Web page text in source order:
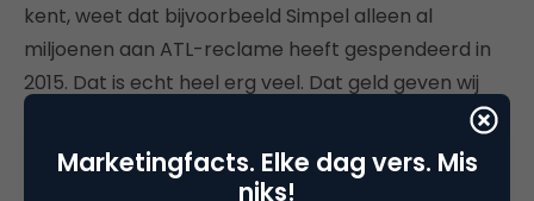
kent, weet dat bijvoorbeeld Simpel alleen al
miljoenen aan ATL-reclame heeft gespendeerd in
2015. Dat is echt heel erg veel. Dat geld geven wij
liever uit aan betere service en betere producten.
Die druk op de markt, de steeds lagere prijzen, het
is aan de orde van de dag. Maar, je zou zeggen, het
Marketingfacts. Elke dag vers. Mis
niks!